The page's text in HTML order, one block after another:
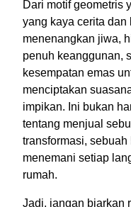
Dari motif geometris
yang kaya cerita dan
menenangkan jiwa,
penuh keanggunan,
kesempatan emas
menciptakan
impikan. Ini bukan
tentang menjual
transformasi,
menemani setiap
rumah.
Jadi, jangan biarkan